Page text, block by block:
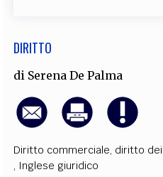
DIRITTO
di Serena De Palma
Diritto commerciale, diritto
, Inglese giuridico